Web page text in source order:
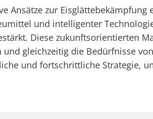
Ansätze zur
und intelligenter
Diese zukunftsorientierten
gleichzeitig die Bedürfnisse
und fortschrittliche Strategie,